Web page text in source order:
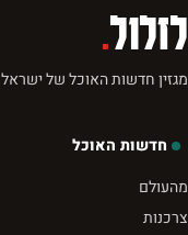
לזלול.
מגזין חדשות האוכל של
חדשות האוכל
מהעולם
צרכנות